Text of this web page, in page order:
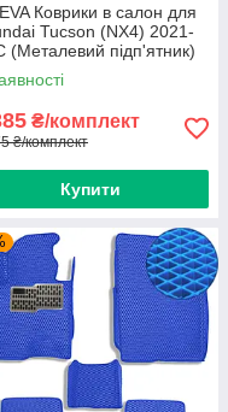
Коврики в салон для
Tucson (NX4) 2021-
(Металевий підп'ятник)
5 шт
₴/комплект
₴/комплект
Купити